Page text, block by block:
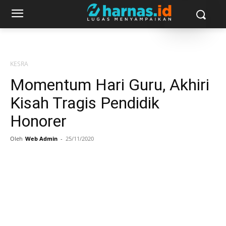
KESRA
Momentum Hari Guru, Akhiri
Kisah Tragis Pendidik
Honorer
Oleh Web Admin - 25/11/2020